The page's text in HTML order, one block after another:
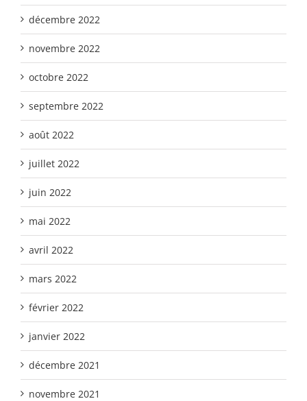
décembre 2022
novembre 2022
octobre 2022
septembre 2022
août 2022
juillet 2022
juin 2022
mai 2022
avril 2022
mars 2022
février 2022
janvier 2022
décembre 2021
novembre 2021